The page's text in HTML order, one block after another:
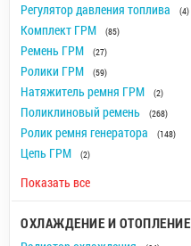
Регулятор давления топлива (4)
Комплект ГРМ (85)
Ремень ГРМ (27)
Ролики ГРМ (59)
Натяжитель ремня ГРМ (2)
Поликлиновый ремень (268)
Ролик ремня генератора (148)
Цепь ГРМ (2)
Показать все
ОХЛАЖДЕНИЕ И ОТОПЛЕНИЕ